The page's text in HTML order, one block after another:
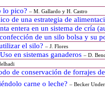
lo pico? – M. Gallardo y H. Castro
de una estrategia de
entera en un sistema de cría
confección de un silo bolsa y su
el silo? – J. Flores
en sistemas ganaderos – D.
de conservación de forrajes
carne o leche? – Becker